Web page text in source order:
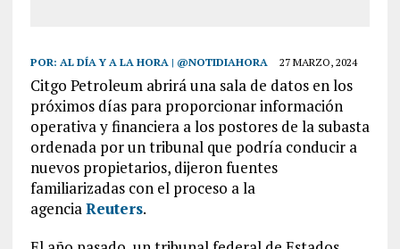
POR: AL DÍA Y A LA HORA | @NOTIDIAHORA 27 MARZO, 2024
Citgo Petroleum abrirá una sala de datos en los
próximos días para proporcionar información
operativa y financiera a los postores de la subasta
ordenada por un tribunal que podría conducir a
nuevos propietarios, dijeron fuentes
familiarizadas con el proceso a la
agenciaReuters.